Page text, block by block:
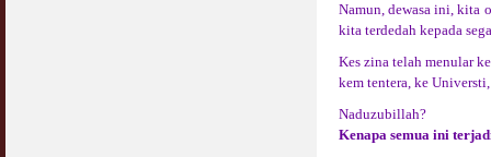
Namun, dewasa ini, kita
kita terdedah kepada
Kes zina telah menular
kem tentera, ke
Naduzubillah?
Kenapa semua ini